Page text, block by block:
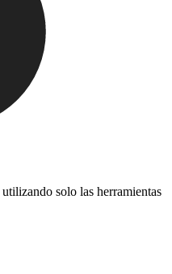
solo las herramientas